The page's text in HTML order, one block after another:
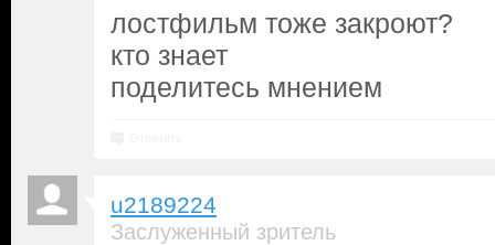
лостфильм тоже закроют?
кто знает
поделитесь мнением
u2189224
Заслуженный зритель